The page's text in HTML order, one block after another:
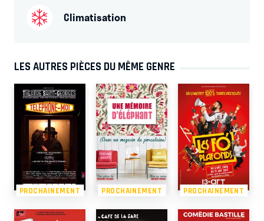
Climatisation
LES AUTRES PIÈCES DU MÊME GENRE
PROCHAINEMENT PROCHAINEMENT PROCHAINEMENT